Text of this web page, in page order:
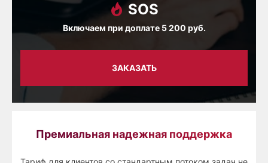
SOS
Включаем при доплате 5 200 руб.
ЗАКАЗАТЬ
Премиальная надежная поддержка